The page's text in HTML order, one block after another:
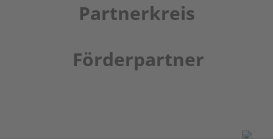
Partnerkreis
Förderpartner